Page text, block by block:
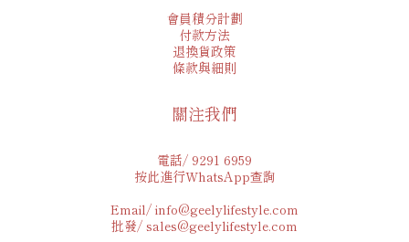
會員積分計劃
付款方法
退換貨政策
條款與細則
關注我們
電話/ 9291 6959
按此進行WhatsApp查詢
Email/ info@geelylifestyle.com
批發/ sales@geelylifestyle.com